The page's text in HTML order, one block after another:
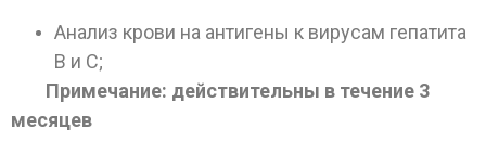
Анализ крови на антигены к вирусам гепатита
В и С;
Примечание: действительны в течение 3
месяцев